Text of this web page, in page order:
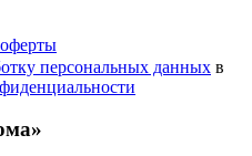
персональных данных в